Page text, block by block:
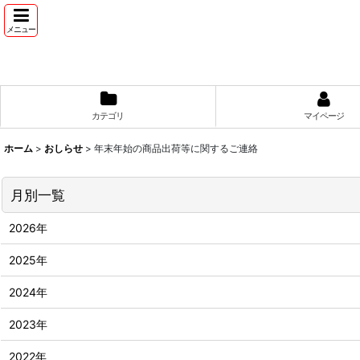
メニュー
カテゴリ マイページ
ホーム > おしらせ > 年末年始の商品出荷等に関するご連絡
月別一覧
2026年
2025年
2024年
2023年
2022年